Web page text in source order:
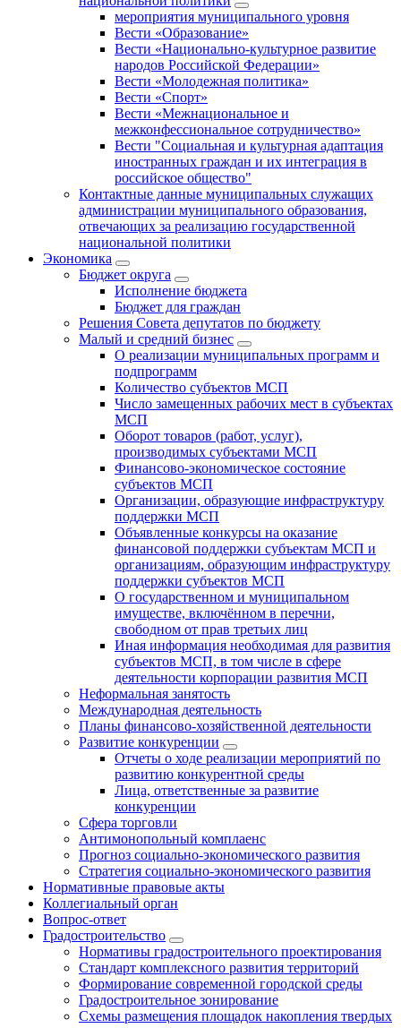
мероприятия муниципального уровня
Вести «Образование»
Вести «Национально-культурное развитие
народов Российской Федерации»
Вести «Молодежная политика»
Вести «Спорт»
Вести «Межнациональное и
межконфессиональное сотрудничество»
Вести "Социальная и культурная адаптация
иностранных граждан и их интеграция в
российское общество"
Контактные данные муниципальных служащих
администрации муниципального образования,
отвечающих за реализацию государственной
национальной политики
Экономика
Бюджет округa
Исполнение бюджета
Бюджет для граждан
Решения Совета депутатов по бюджету
Малый и средний бизнес
О реализации муниципальных программ и
подпрограмм
Количество субъектов МСП
Число замещенных рабочих мест в субъектах
МСП
Оборот товаров (работ, услуг),
производимых субъектами МСП
Финансово-экономическое состояние
субъектов МСП
Организации, образующие инфраструктуру
поддержки МСП
Объявленные конкурсы на оказание
финансовой поддержки субъектам МСП и
организациям, образующим инфраструктуру
поддержки субъектов МСП
О государственном и муниципальном
имуществе, включённом в перечни,
свободном от прав третьих лиц
Иная информация необходимая для развития
субъектов МСП, в том числе в сфере
деятельности корпорации развития МСП
Неформальная занятость
Международная деятельность
Планы финансово-хозяйственной деятельности
Развитие конкуренции
Отчеты о ходе реализации мероприятий по
развитию конкурентной среды
Лица, ответственные за развитие
конкуренции
Сфера торговли
Антимонопольный комплаенс
Прогноз социально-экономического развития
Стратегия социально-экономического развития
Нормативные правовые акты
Коллегиальный орган
Вопрос-ответ
Градостроительство
Нормативы градостроительного проектирования
Стандарт комплексного развития территорий
Формирование современной городской среды
Градостроительное зонирование
Схемы размещения площадок накопления твердых